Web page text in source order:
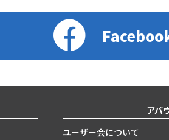
アバ
ユーザー会について